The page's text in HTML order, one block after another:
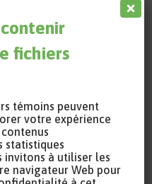
fichiers
témoins peuvent
votre expérience
statistiques
invitons à utiliser les
navigateur Web pour